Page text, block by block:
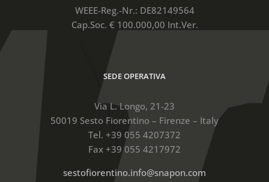
WEEE-Reg.-Nr.: DE82149564
Cap.Soc. € 100.000,00 Int.Ver.
SEDE OPERATIVA
Via L. Longo, 21-23
50019 Sesto Fiorentino – Firenze – Italy
Tel. +39 055 4207372
Fax +39 055 4217972
sestofiorentino.info@snapon.com